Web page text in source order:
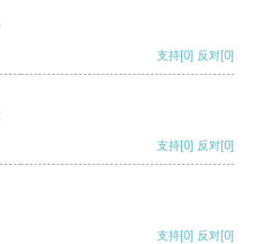
支持[0] 反对[0]
支持[0] 反对[0]
支持[0] 反对[0]